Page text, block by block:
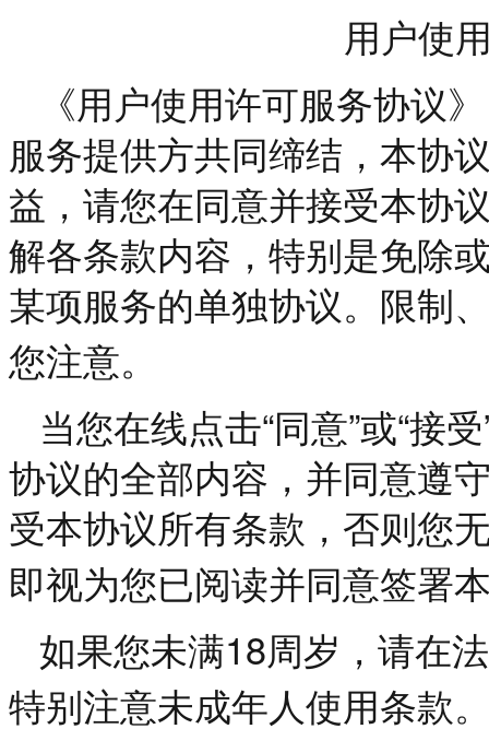
用户使
《用户使用许可服务协议
服务提供方共同缔结，本协
益，请您在同意并接受本协
解各条款内容，特别是免除
某项服务的单独协议。限制
您注意。
当您在线点击“同意”或“接受
协议的全部内容，并同意遵
受本协议所有条款，否则您
即视为您已阅读并同意签署
如果您未满18周岁，请在
特别注意未成年人使用条款